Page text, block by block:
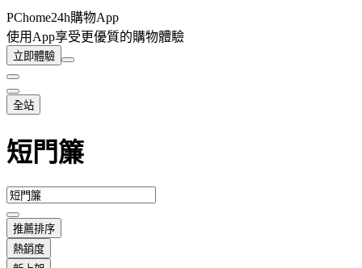
PChome24h購物App
使用App享受更優質的購物體驗
立即體驗
全站
短門簾
推薦排序
熱銷度